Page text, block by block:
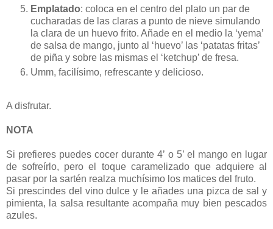
Emplatado: coloca en el centro del plato un par de
cucharadas de las claras a punto de nieve simulando
la clara de un huevo frito. Añade en el medio la ‘yema’
de salsa de mango, junto al ‘huevo’ las ‘patatas fritas’
de piña y sobre las mismas el ‘ketchup’ de fresa.
Umm, facilísimo, refrescante y delicioso.
A disfrutar.
NOTA
Si prefieres puedes cocer durante 4’ o 5’ el mango en lugar
de sofreírlo, pero el toque caramelizado que adquiere al
pasar por la sartén realza muchísimo los matices del fruto.
Si prescindes del vino dulce y le añades una pizca de sal y
pimienta, la salsa resultante acompaña muy bien pescados
azules.